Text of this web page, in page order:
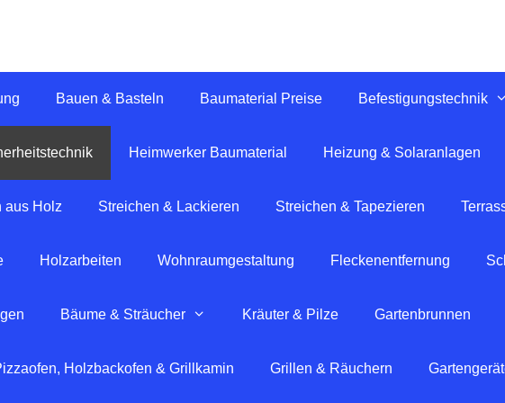
Bauen & Basteln Baumaterial Preise Befestigungstechnik
Heimwerker Baumaterial Heizung & Solaranlagen
aus Holz Streichen & Lackieren Streichen & Tapezieren
Holzarbeiten Wohnraumgestaltung Fleckenentfernung
Bäume & Sträucher Kräuter & Pilze Gartenbrunnen
Holzbackofen & Grillkamin Grillen & Räuchern